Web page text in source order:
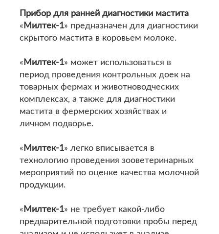
Прибор для ранней диагностики мастита
« Милтек-1» предназначен для диагностики
скрытого мастита в коровьем молоке.
« Милтек-1» может использоваться в
период проведения контрольных доек на
товарных фермах и животноводческих
комплексах, а также для диагностики
мастита в фермерских хозяйствах и
личном подворье.
« Милтек-1» легко вписывается в
технологию проведения зооветеринарных
мероприятий по оценке качества молочной
продукции.
« Милтек-1» не требует какой-либо
предварительной подготовки пробы перед